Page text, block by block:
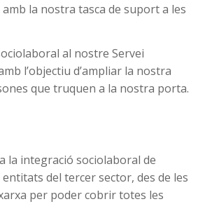
la nostra tasca de suport a les
al nostre Servei
l’objectiu d’ampliar la nostra
que truquen a la nostra porta.
la integració sociolaboral de
del tercer sector, des de les
per poder cobrir totes les